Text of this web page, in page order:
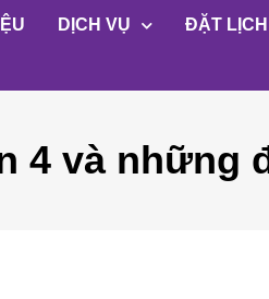
DỊCH VỤ ĐẶT LỊCH
4 và những